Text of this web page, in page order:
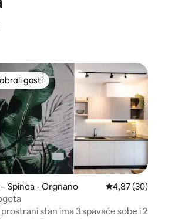
5/5, recenzija: 8
gosti
gosti
Spinea - Orgnano Prosječna ocjena:
4,87 (30)
stan ima 3 spavaće sobe i 2